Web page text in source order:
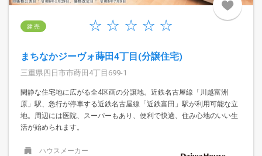
建 売
まちなかジーヴォ蒔田4丁目(分譲住宅)
三重県四日市市蒔田4丁目699-1
閑静な住宅地に広がる全4区画の分譲地。近鉄名古屋線「川越富洲
原」駅、急行が停車する近鉄名古屋線「近鉄富田」駅が利用可能な立
地。周辺には医院、スーパーもあり、便利で快適、住み心地のいい生
活が始められます。
ハウスメーカー